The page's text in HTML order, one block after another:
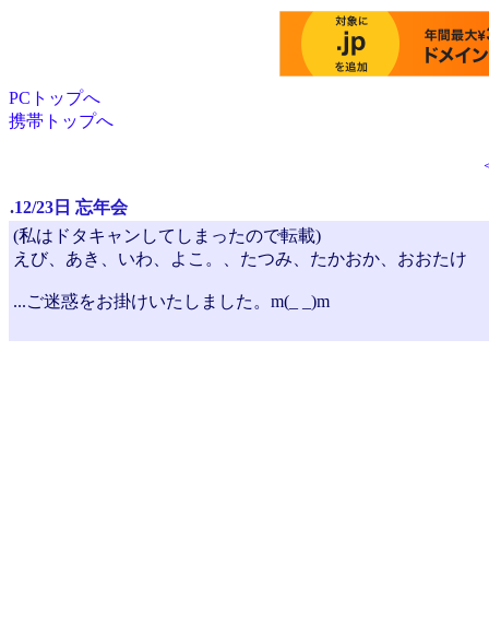
PCトップへ
携帯トップへ
.12/23日 忘年会
(私はドタキャンしてしまったので転載)
えび、あき、いわ、よこ。、たつみ、たかおか、おおたけ
...ご迷惑をお掛けいたしました。m(_ _)m